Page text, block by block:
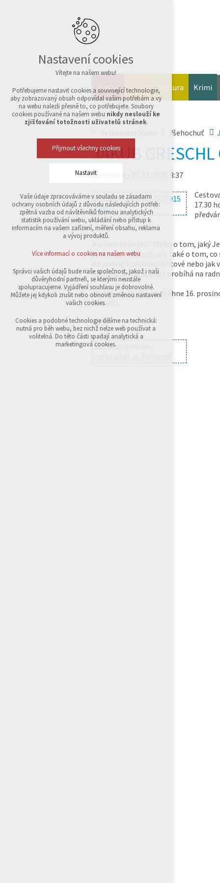
Zprávy Sport Kultura Krimi
Všehochuť
JAKUB GRESCHL
Zveřejněno 30. 11. 2025 8:37
17.30
A o čem bude řeč? Třeba o tom, jaký
Spojených státech, ale také o tom, co
do pudingu přidávají Britové nebo jak
Předprodej vstupenek probíhá na
Stejná přednáška proběhne 16.
Meziříčí.
-pch-
Nastavení cookies
Vítejte na našem webu!
Potřebujeme nastavit cookies a související technologie,
aby zobrazovaný obsah odpovídal vašim potřebám a vy
na webu nalezli přesně to, co potřebujete. Soubory
cookies používané na našem webu nikdy neslouží ke
zjišťování totožnosti uživatelů stránek.
Přijmout všechny cookies
Nastavit
Technická cookies
nutná pro provozování webu
udržení kontextu stránek (session): případná
přihlášení, volby jazyka, apod.
analytická pro anonymizované vyhodnocení
návštěvnosti
marketingová cookies (Google,Sklik)
Více informací o cookies na našem webu
Přijmout všechny cookies
Odmítnout vše
Vaše údaje zpracováváme v souladu se zásadami
ochrany osobních údajů z důvodu následujících potřeb:
zpětná vazba od návštěvníků formou analytických
statistik používání webu, ukládání nebo přístup k
informacím na vašem zařízení, měření obsahu, reklama
a vývoj produktů.
Více informací o cookies na našem webu
Správci vašich údajů bude naše společnost, jakož i naši
důvěryhodní partneři, se kterými neustále
spolupracujeme. Vyjádření souhlasu je dobrovolné.
Můžete jej kdykoli zrušit nebo obnovit změnou nastavení
vašich cookies.
Cookies a podobné technologie dělíme na technická:
nutná pro běh webu, bez nichž nelze web používat a
volitelná. Do této části spadají analytická a
marketingová cookies.